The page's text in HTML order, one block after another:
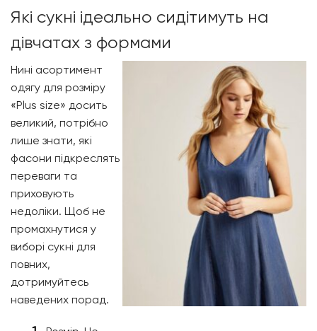
Які сукні ідеально сидітимуть на
дівчатах з формами
Нині асортимент
одягу для розміру
«Plus size» досить
великий, потрібно
лише знати, які
фасони підкреслять
переваги та
приховують
недоліки. Щоб не
промахнутися у
виборі сукні для
повних,
дотримуйтесь
наведених порад.